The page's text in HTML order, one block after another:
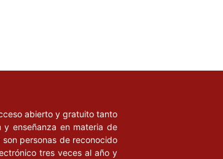
abierto y gratuito tanto
y enseñanza en materia de
personas de reconocido
tres veces al año y